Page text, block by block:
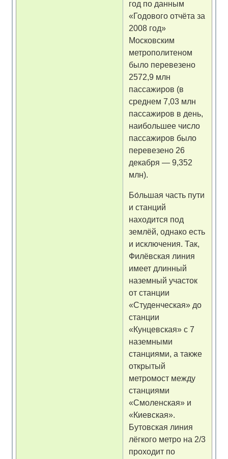
год по данным
«Годового отчёта за
2008 год»
Московским
метрополитеном
было перевезено
2572,9 млн
пассажиров (в
среднем 7,03 млн
пассажиров в день,
наибольшее число
пассажиров было
перевезено 26
декабря — 9,352
млн).
Бо́льшая часть пути
и станций
находится под
землёй, однако есть
и исключения. Так,
Филёвская линия
имеет длинный
наземный участок
от станции
«Студенческая» до
станции
«Кунцевская» с 7
наземными
станциями, а также
открытый
метромост между
станциями
«Смоленская» и
«Киевская».
Бутовская линия
лёгкого метро на 2/3
проходит по